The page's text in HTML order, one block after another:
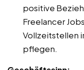
positive
Freelancer
Vollzeitstellen
pflegen.